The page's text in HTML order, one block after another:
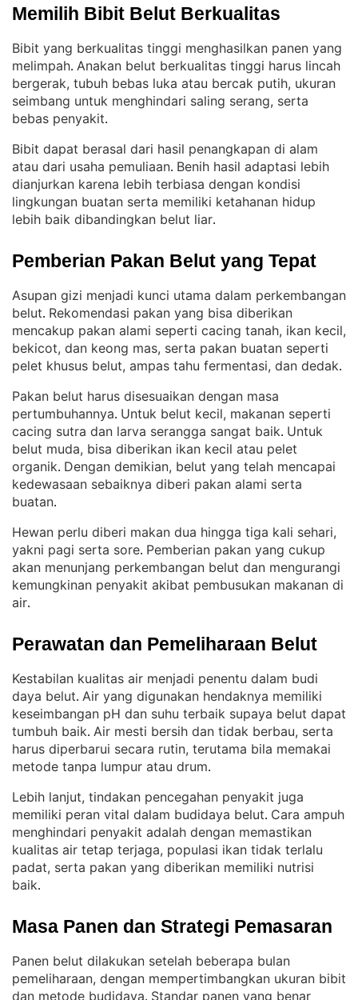
Memilih Bibit Belut Berkualitas
Bibit yang berkualitas tinggi menghasilkan panen yang
melimpah. Anakan belut berkualitas tinggi harus lincah
bergerak, tubuh bebas luka atau bercak putih, ukuran
seimbang untuk menghindari saling serang, serta
bebas penyakit.
Bibit dapat berasal dari hasil penangkapan di alam
atau dari usaha pemuliaan. Benih hasil adaptasi lebih
dianjurkan karena lebih terbiasa dengan kondisi
lingkungan buatan serta memiliki ketahanan hidup
lebih baik dibandingkan belut liar.
Pemberian Pakan Belut yang Tepat
Asupan gizi menjadi kunci utama dalam perkembangan
belut. Rekomendasi pakan yang bisa diberikan
mencakup pakan alami seperti cacing tanah, ikan kecil,
bekicot, dan keong mas, serta pakan buatan seperti
pelet khusus belut, ampas tahu fermentasi, dan dedak.
Pakan belut harus disesuaikan dengan masa
pertumbuhannya. Untuk belut kecil, makanan seperti
cacing sutra dan larva serangga sangat baik. Untuk
belut muda, bisa diberikan ikan kecil atau pelet
organik. Dengan demikian, belut yang telah mencapai
kedewasaan sebaiknya diberi pakan alami serta
buatan.
Hewan perlu diberi makan dua hingga tiga kali sehari,
yakni pagi serta sore. Pemberian pakan yang cukup
akan menunjang perkembangan belut dan mengurangi
kemungkinan penyakit akibat pembusukan makanan di
air.
Perawatan dan Pemeliharaan Belut
Kestabilan kualitas air menjadi penentu dalam budi
daya belut. Air yang digunakan hendaknya memiliki
keseimbangan pH dan suhu terbaik supaya belut dapat
tumbuh baik. Air mesti bersih dan tidak berbau, serta
harus diperbarui secara rutin, terutama bila memakai
metode tanpa lumpur atau drum.
Lebih lanjut, tindakan pencegahan penyakit juga
memiliki peran vital dalam budidaya belut. Cara ampuh
menghindari penyakit adalah dengan memastikan
kualitas air tetap terjaga, populasi ikan tidak terlalu
padat, serta pakan yang diberikan memiliki nutrisi
baik.
Masa Panen dan Strategi Pemasaran
Panen belut dilakukan setelah beberapa bulan
pemeliharaan, dengan mempertimbangkan ukuran bibit
dan metode budidaya. Standar panen yang benar